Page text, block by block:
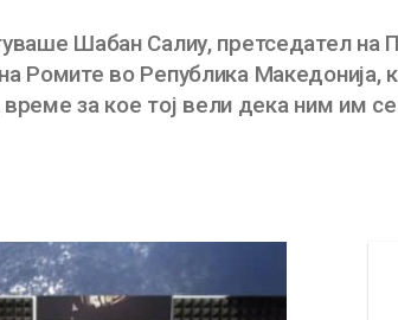
Шабан Салиу, претседател на
Ромите во Република Македонија,
за кое тој вели дека ним им се